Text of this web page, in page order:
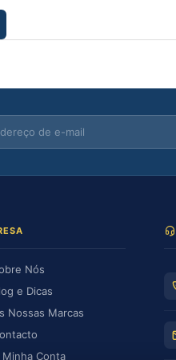
Nós
e Dicas
Nossas Marcas
Minha Conta